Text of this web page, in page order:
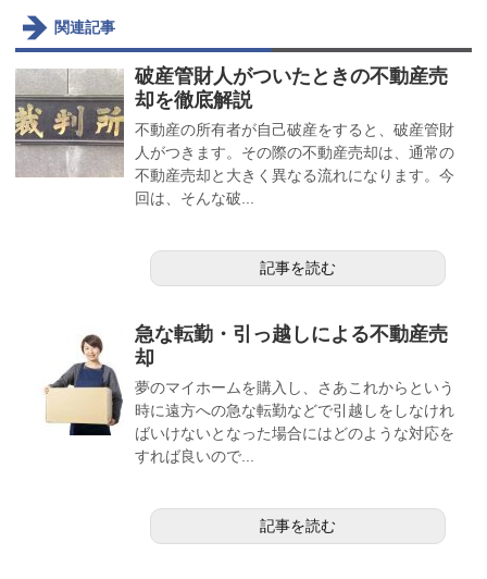
関連記事
破産管財人がついたときの不動産売
却を徹底解説
不動産の所有者が自己破産をすると、破産管財
人がつきます。その際の不動産売却は、通常の
不動産売却と大きく異なる流れになります。今
回は、そんな破...
記事を読む
急な転勤・引っ越しによる不動産売
却
夢のマイホームを購入し、さあこれからという
時に遠方への急な転勤などで引越しをしなけれ
ばいけないとなった場合にはどのような対応を
すれば良いので...
記事を読む